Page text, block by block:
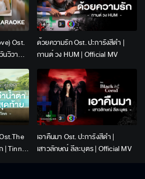
Ost.
วิวาห์ |
ด้วยความรัก Ost. ปะการังสีดำ |
กานต์ วง HUM | Official MV
|
เอาคืนมา Ost. ปะการังสีดำ |
เสาวลักษณ์ ลีละบุตร | Official MV